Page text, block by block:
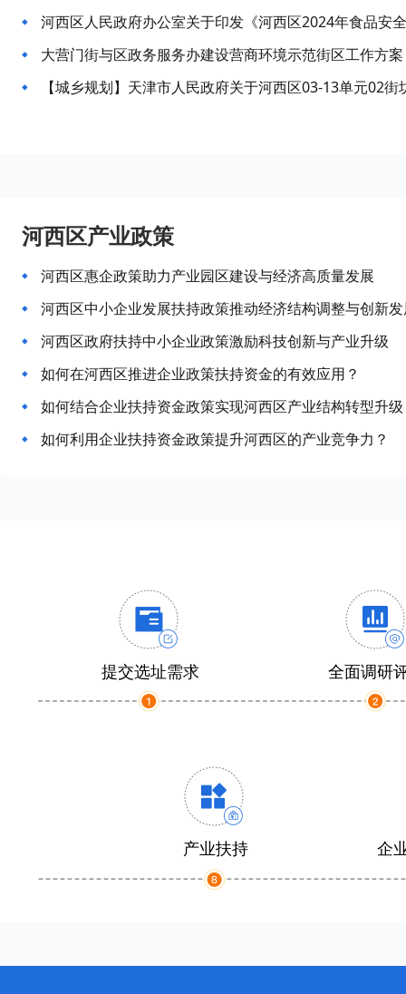
河西区人民政府办公室关于印发《河西区2024年食品安
大营门街与区政务服务办建设营商环境示范街区工作方案
河西区产业政策
河西区惠企政策助力产业园区建设与经济高质量发展
河西区中小企业发展扶持政策推动经济结构调整与创新
河西区政府扶持中小企业政策激励科技创新与产业升级
如何在河西区推进企业政策扶持资金的有效应用？
如何结合企业扶持资金政策实现河西区产业结构转型升
如何利用企业扶持资金政策提升河西区的产业竞争力？
提交选址需求 全面调研
产业扶持 企